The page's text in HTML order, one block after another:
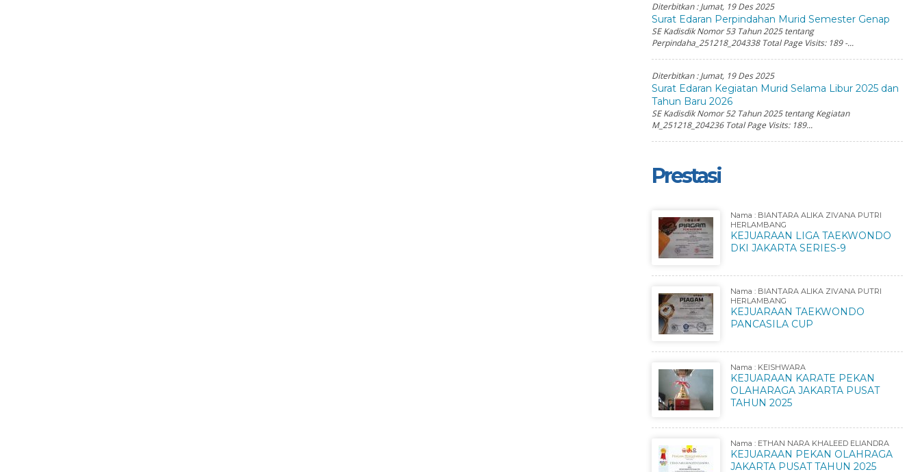
Diterbitkan :Jumat, 19 Des 2025
Surat Edaran Perpindahan Murid Semester Genap
SE Kadisdik Nomor 53 Tahun 2025 tentang
Perpindaha_251218_204338 Total Page Visits: 189 -...
Diterbitkan :Jumat, 19 Des 2025
Surat Edaran Kegiatan Murid Selama Libur 2025 dan
Tahun Baru 2026
SE Kadisdik Nomor 52 Tahun 2025 tentang Kegiatan
M_251218_204236 Total Page Visits: 189...
Prestasi
Nama : BIANTARA ALIKA ZIVANA PUTRI
HERLAMBANG
KEJUARAAN LIGA TAEKWONDO
DKI JAKARTA SERIES-9
Nama : BIANTARA ALIKA ZIVANA PUTRI
HERLAMBANG
KEJUARAAN TAEKWONDO
PANCASILA CUP
Nama : KEISHWARA
KEJUARAAN KARATE PEKAN
OLAHARAGA JAKARTA PUSAT
TAHUN 2025
Nama : ETHAN NARA KHALEED ELIANDRA
KEJUARAAN PEKAN OLAHRAGA
JAKARTA PUSAT TAHUN 2025